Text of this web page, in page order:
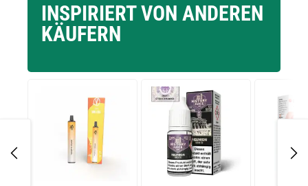
INSPIRIERT VON ANDEREN
KÄUFERN